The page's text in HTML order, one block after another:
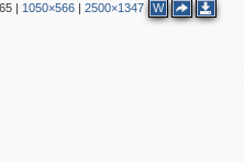
| 1050×566| 2500×1347 W
7